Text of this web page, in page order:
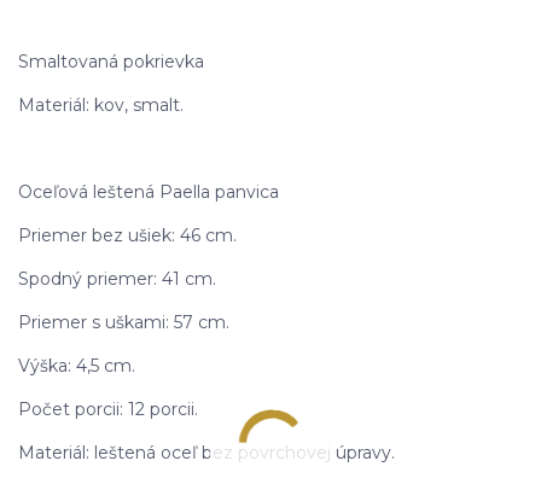
Smaltovaná pokrievka
Materiál: kov, smalt.
Oceľová leštená Paella panvica
Priemer bez ušiek: 46 cm.
Spodný priemer: 41 cm.
Priemer s uškami: 57 cm.
Výška: 4,5 cm.
Počet porcii: 12 porcii.
Materiál: leštená oceľ bez povrchovej úpravy.